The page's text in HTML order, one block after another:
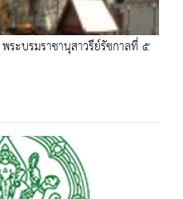
ระบรมราชานุสาวรีย์รัชกาลที่ ๕